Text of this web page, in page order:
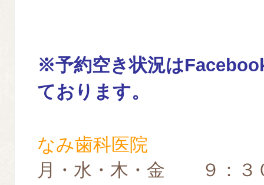
※予約空き状況は
ております。
なみ歯科医院
月・水・木・金 ９：３